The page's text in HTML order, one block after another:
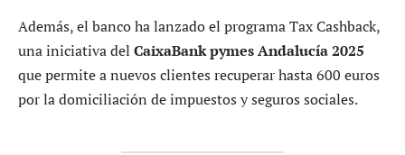
Además, el banco ha lanzado el programa Tax Cashback,
una iniciativa del CaixaBank pymes Andalucía 2025
que permite a nuevos clientes recuperar hasta 600 euros
por la domiciliación de impuestos y seguros sociales.